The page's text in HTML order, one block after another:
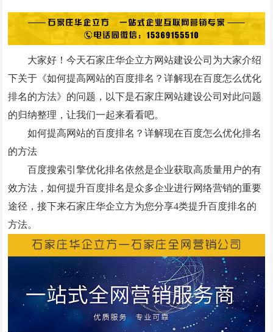
小红书代运营
知乎代运营
geo
网站案例
网站建设案例
微信小程序案例
网站优化案例
全网营销案例
geo优化案例
建站新闻
大家好！今天石家庄华企立方网站建设公司为大家介绍
下关于《如何提高网站的百度排名？详解现在百度怎么优化
排名的方法》的问题，以下是石家庄网站建设公司对此问题
的归纳整理，让我们一起来看看吧。
如何提高网站的百度排名？详解现在百度怎么优化排名
的方法
百度搜索引擎优化排名依然是企业获取高质量用户的有
效方法，如何提升百度排名是众多企业进行网络营销的重要
途径，接下来石家庄华企立方为您分享4类提升百度排名的
方法。